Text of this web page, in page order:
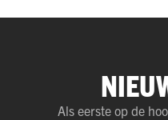
Als eerste op de